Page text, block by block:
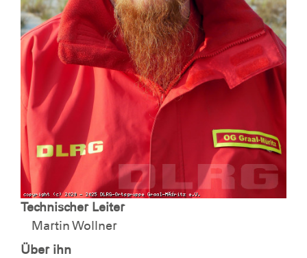
Technischer Leiter
Martin Wollner
Über ihn